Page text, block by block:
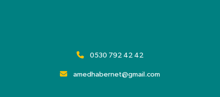
0530 792 42 42
amedhabernet@gmail.com